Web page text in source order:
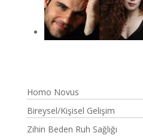
Homo Novus
Bireysel/Kişisel Gelişim
Zihin Beden Ruh Sağlığı